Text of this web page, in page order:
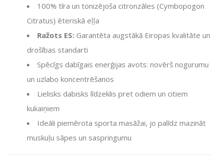
100% tīra un tonizējoša citronzāles (Cymbopogon
Citratus) ēteriskā eļļa
Ražots ES: Garantēta augstākā Eiropas kvalitāte un
drošības standarti
Spēcīgs dabīgais enerģijas avots: novērš nogurumu
un uzlabo koncentrēšanos
Lielisks dabisks līdzeklis pret odiem un citiem
kukaiņiem
Ideāli piemērota sporta masāžai, jo palīdz mazināt
muskuļu sāpes un saspringumu